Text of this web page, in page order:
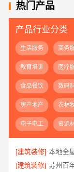
热门产品
产品行业分类
生活服务 商务
教育培训 医疗
食品餐饮 数码
房产地产 农林
电子电工 资源
[建筑装修]
[建筑装修] 苏州百